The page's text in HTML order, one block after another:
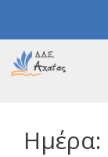
Ημέρα: